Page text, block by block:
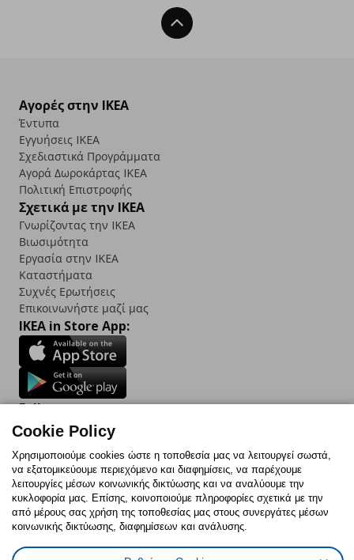
Back To Top
Αγορές στην IKEA
Έντυπα
Εγγυήσεις IKEA
Σχεδιαστικά Προγράμματα
Αγορά Δωρoκάρτας IKEA
Πολιτική Επιστροφής
Σχετικά με την IKEA
Γνωρίζοντας την IKEA
Βιωσιμότητα
Εργασία στην IKEA
Καταστήματα
Συχνές Ερωτήσεις
Επικοινωνήστε μαζί μας
IKEA in Store App:
Follow us:
FacebookInstagram
TikTok
Πολιτική CookiesΔήλωση ψηφιακής προσβασιμότητας
Έντυπο Επιστροφής / ΑκύρωσηςΡυθμίσεις cookiesΌροι Χρήσης
Cookie Policy
Χρησιμοποιούμε cookies ώστε η τοποθεσία μας να λειτουργεί σωστά,
να εξατομικεύουμε περιεχόμενο και διαφημίσεις, να παρέχουμε
λειτουργίες μέσων κοινωνικής δικτύωσης και να αναλύουμε την
κυκλοφορία μας. Επίσης, κοινοποιούμε πληροφορίες σχετικά με την
από μέρους σας χρήση της τοποθεσίας μας στους συνεργάτες μέσων
κοινωνικής δικτύωσης, διαφημίσεων και ανάλυσης.